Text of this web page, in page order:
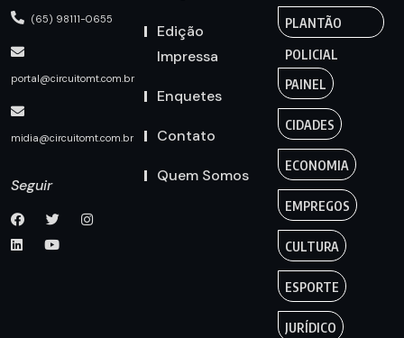
(65) 98111-0655
portal@circuitomt.com.br
midia@circuitomt.com.br
Seguir
Edição
Impressa
Enquetes
Contato
Quem Somos
PLANTÃO
POLICIAL
PAINEL
CIDADES
ECONOMIA
EMPREGOS
CULTURA
ESPORTE
JURÍDICO